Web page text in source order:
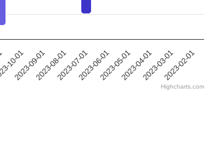
10-01
2023-09-012023-08-012023-07-012023-06-012023-05-012023-04-012023-03-012023-02-01
Highcharts.com